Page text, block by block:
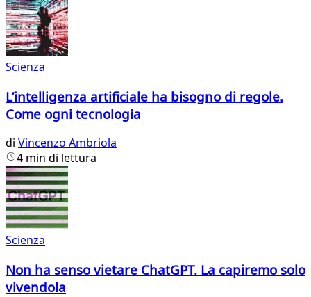
Scienza
L’intelligenza artificiale ha bisogno di regole.
Come ogni tecnologia
di Vincenzo Ambriola
4 min di lettura
Scienza
Non ha senso vietare ChatGPT. La capiremo solo
vivendola